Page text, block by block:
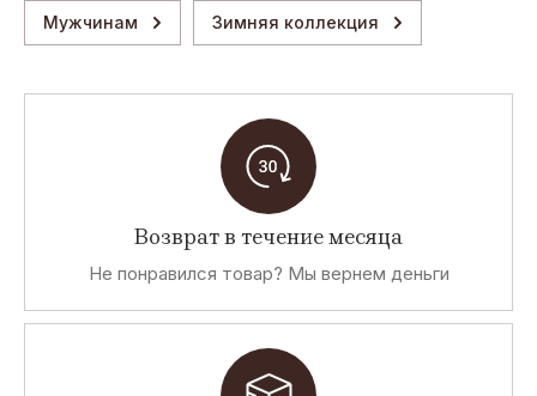
Мужчинам Зимняя коллекция
Возврат в течение месяца
Не понравился товар? Мы вернем деньги